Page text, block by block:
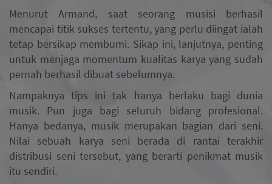
Menurut Armand, saat seorang musisi berhasil
mencapai titik sukses tertentu, yang perlu diingat ialah
tetap bersikap membumi. Sikap ini, lanjutnya, penting
untuk menjaga momentum kualitas karya yang sudah
pernah berhasil dibuat sebelumnya.
Nampaknya tips ini tak hanya berlaku bagi dunia
musik. Pun juga bagi seluruh bidang profesional.
Hanya bedanya, musik merupakan bagian dari seni.
Nilai sebuah karya seni berada di rantai terakhir
distribusi seni tersebut, yang berarti penikmat musik
itu sendiri.